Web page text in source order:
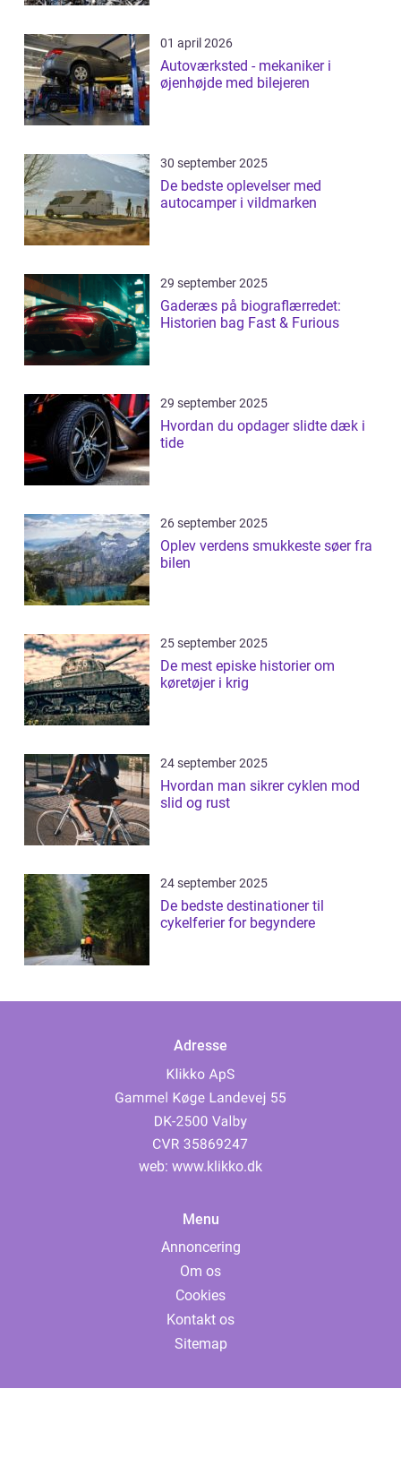
01 april 2026
Autoværksted - mekaniker i
øjenhøjde med bilejeren
30 september 2025
De bedste oplevelser med
autocamper i vildmarken
29 september 2025
Gaderæs på biograflærredet:
Historien bag Fast & Furious
29 september 2025
Hvordan du opdager slidte dæk i
tide
26 september 2025
Oplev verdens smukkeste søer fra
bilen
25 september 2025
De mest episke historier om
køretøjer i krig
24 september 2025
Hvordan man sikrer cyklen mod
slid og rust
24 september 2025
De bedste destinationer til
cykelferier for begyndere
Adresse
web: www.klikko.dk
Menu
Annoncering
Om os
Cookies
Kontakt os
Sitemap